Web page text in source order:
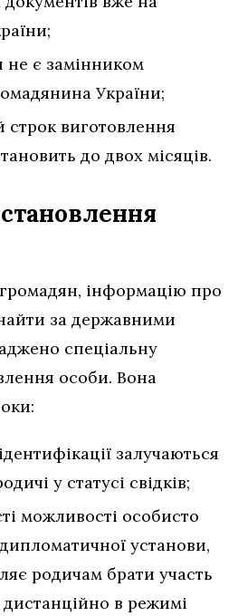
не є замінником
України;
строк виготовлення
до двох місяців.
громадян, інформацію про
за державними
спеціальну
особи. Вона
залучаються
у статусі свідків;
можливості особисто
установи,
родичам брати участь
в режимі